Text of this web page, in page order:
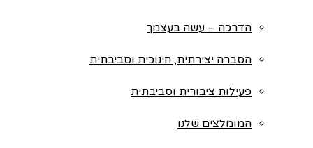
הדרכה – עשה בעצמך
הסברה יצירתית, חינוכית וסביבתית
פעילות ציבורית וסביבתית
המומלצים שלנו